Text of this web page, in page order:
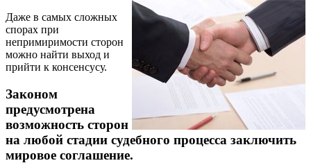
Даже в самых сложных
спорах при
непримиримости сторон
можно найти выход и
прийти к консенсусу.
Законом
предусмотрена
возможность сторон
на любой стадии судебного процесса заключить
мировое соглашение.